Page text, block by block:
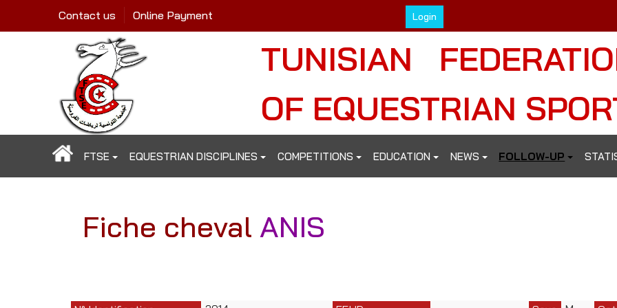
Login
Contact us Online Payment
TUNISIAN
OF EQUESTRIAN
FTSE EQUESTRIAN DISCIPLINES COMPETITIONS EDUCATION NEWS FOLLOW-UP
Fiche cheval ANIS